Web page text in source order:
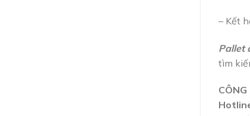
– Kết
Pallet
tìm